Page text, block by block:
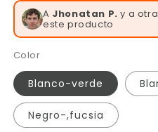
A Valeria R.y a otras
este producto
Color
Blanco-verde
Negro-,fucsia